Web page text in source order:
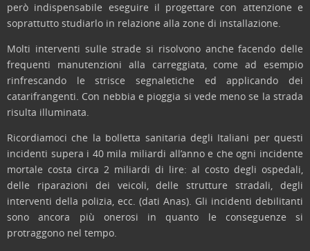
però indispensabile eseguire il progettare con attenzione e
soprattutto studiarlo in relazione alla zone di installazione.
Molti interventi sulle strade si risolvono anche facendo delle
frequenti manutenzioni alla carreggiata, come ad esempio
rinfrescando le strisce segnaletiche ed applicando dei
catarifrangenti. Con nebbia e pioggia si vede meno se la strada
risulta illuminata.
Ricordiamoci che la bolletta sanitaria degli Italiani per questi
incidenti supera i 40 mila miliardi all’anno e che ogni incidente
mortale costa circa 2 miliardi di lire: al costo degli ospedali,
delle riparazioni dei veicoli, delle strutture stradali, degli
interventi della polizia, ecc. (dati Anas). Gli incidenti debilitanti
sono ancora più onerosi in quanto le conseguenze si
protraggono nel tempo.